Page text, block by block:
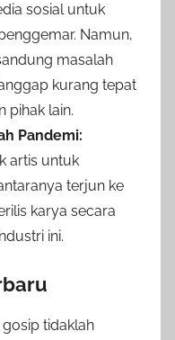
sosial untuk
Namun,
masalah
kurang tepat
pihak lain.
Pandemi:
artis untuk
terjun ke
karya secara
ini.
tidaklah